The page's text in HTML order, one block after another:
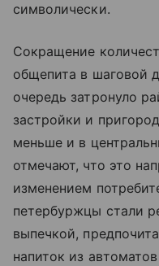
символически.
Сокращение
общепита в шаговой
очередь затронуло
застройки и
меньше и в
отмечают, что это
изменением
петербуржцы стали
выпечкой,
напиток из